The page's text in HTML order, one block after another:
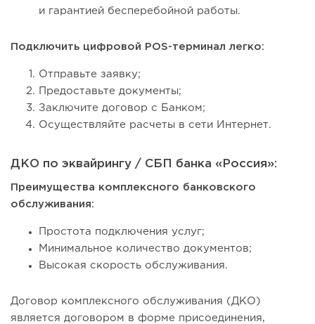
и гарантией бесперебойной работы.
Подключить цифровой POS-терминал легко:
Отправьте заявку;
Предоставьте документы;
Заключите договор с Банком;
Осуществляйте расчеты в сети Интернет.
ДКО по эквайрингу / СБП банка «Россия»:
Преимущества комплексного банковского
обслуживания:
Простота подключения услуг;
Минимальное количество документов;
Высокая скорость обслуживания.
Договор комплексного обслуживания (ДКО)
является договором в форме присоединения,